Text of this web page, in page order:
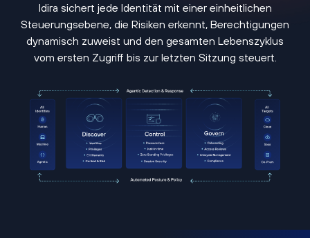
Idira sichert jede Identität mit einer einheitlichen
Steuerungsebene, die Risiken erkennt, Berechtigungen
dynamisch zuweist und den gesamten Lebenszyklus
vom ersten Zugriff bis zur letzten Sitzung steuert.